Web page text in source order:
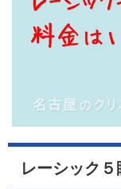
レーシック